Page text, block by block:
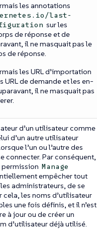
les annotations
last-
sur les
de réponse et de
il ne masquait pas le
de réponse.
les URL d’importation
URL de demande et les en-
il ne masquait pas
d’un utilisateur comme
d’un autre utilisateur
l’un ou l’autre des
connecter. Par conséquent,
permission Manage
empêcher tout
administrateurs, de se
cela, les noms d’utilisateur
une fois définis, et il n’est
à jour ou de créer un
d’utilisateur déjà utilisé.